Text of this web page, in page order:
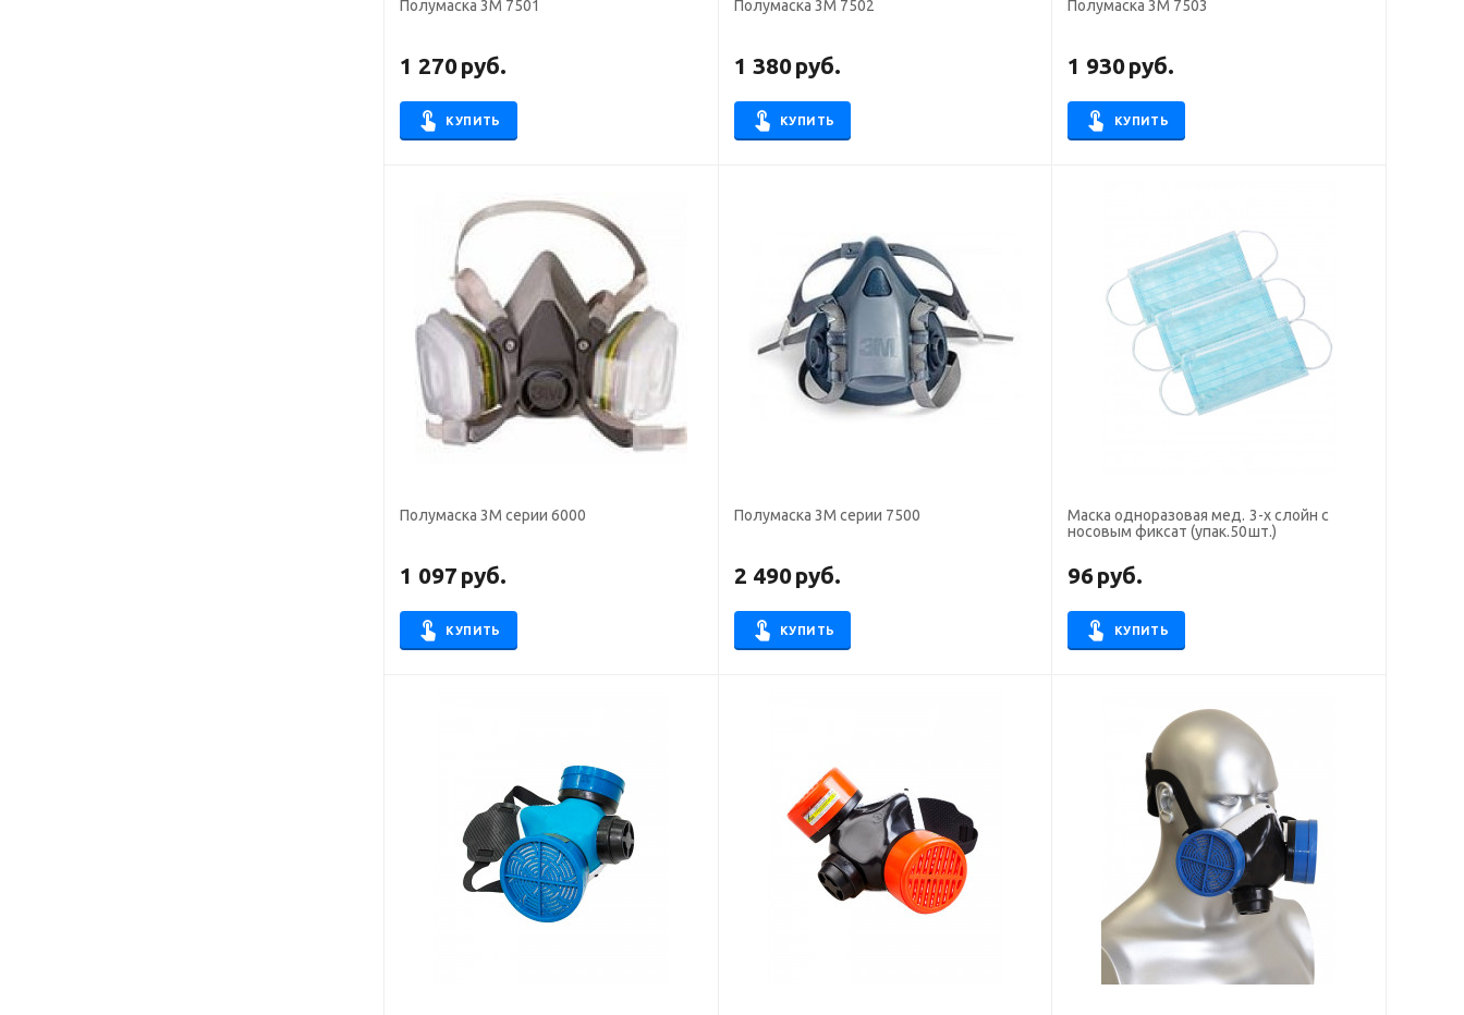
Полумаска 3М 7501
1 270руб.
КУПИТЬ
Полумаска 3М 7502
1 380руб.
КУПИТЬ
Полумаска 3М 7503
1 930руб.
КУПИТЬ
Полумаска 3М серии 6000
1 097 руб.
КУПИТЬ
Полумаска 3М серии 7500
2 490руб.
КУПИТЬ
Маска одноразовая мед. 3-х слойн с
носовым фиксат (упак.50шт.)
96руб.
КУПИТЬ